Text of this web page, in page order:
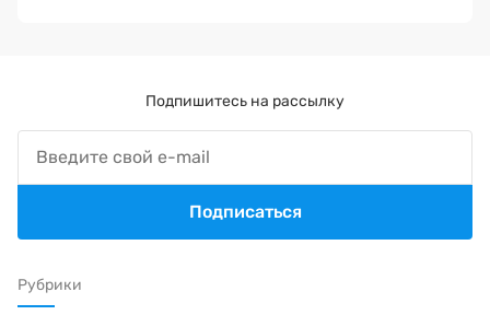
Рубрики
Подпишитесь на рассылку
Подписаться